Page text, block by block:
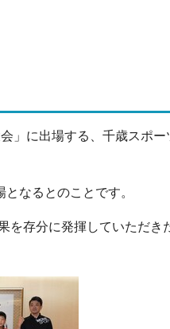
」に出場する、千歳スポ
なるとのことです。
を存分に発揮していただき